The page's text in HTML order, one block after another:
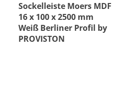
Sockelleiste Moers MDF
16 x 100 x 2500 mm
Weiß Berliner Profil by
PROVISTON